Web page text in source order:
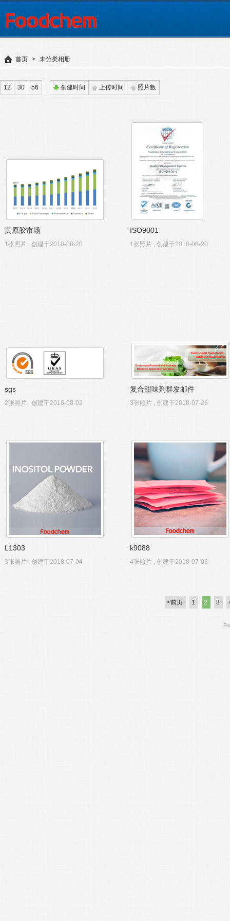
首页 > 未分类相册
12 30 56 创建时间 上传时间 照片数
黄原胶市场
1张照片 , 创建于2018-08-20
ISO9001
1张照片 , 创建于2018-08-20
sgs
2张照片 , 创建于2018-08-02
复合甜味剂群发邮件
3张照片 , 创建于2018-07-26
L1303
3张照片 , 创建于2018-07-04
k9088
4张照片 , 创建于2018-07-03
<前页 1 2 3